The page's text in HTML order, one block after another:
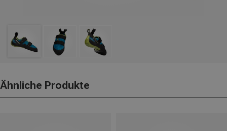
Ähnliche Produkte